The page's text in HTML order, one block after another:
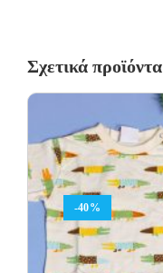
Σχετικά προϊόντα
-40%